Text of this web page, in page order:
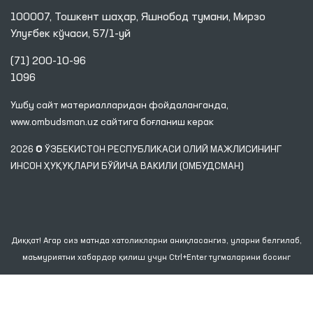
100007, Тошкент шаҳар, Яшнобод тумани, Мирзо
Улуғбек кўчаси, 57/1-уй
(71) 200-10-96
1096
Ушбу сайт материалларидан фойдаланганда,
www.ombudsman.uz сайтига боғланиш керак
2026 © ЎЗБЕКИСТОН РЕСПУБЛИКАСИ ОЛИЙ МАЖЛИСИНИНГ
ИНСОН ҲУҚУҚЛАРИ БЎЙИЧА ВАКИЛИ (ОМБУДСМАН)
Диққат! Агар сиз матнда хатоликларни аниқласангиз, уларни белгилаб,
маъмуриятни хабардор қилиш учун Ctrl+Enter тугмаларини босинг